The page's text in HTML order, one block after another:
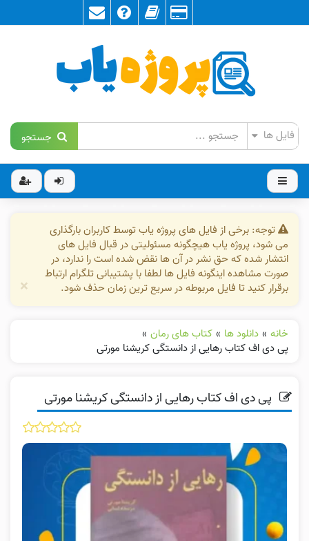
جستجو
توجه: برخی از فایل های پروژه یاب توسط کاربران بارگذاری
می شود، پروژه یاب هیچگونه مسئولیتی در قبال فایل های
انتشار شده که حق نشر در آن ها نقض شده است را ندارد، در
صورت مشاهده اینگونه فایل ها لطفا با پشتیبانی تلگرام ارتباط
برقرار کنید تا فایل مربوطه در سریع ترین زمان حذف شود.
×
خانه » دانلود ها » کتاب های رمان »
پی دی اف کتاب رهایی از دانستگی کریشنا مورتی
پی دی اف کتاب رهایی از دانستگی کریشنا مورتی